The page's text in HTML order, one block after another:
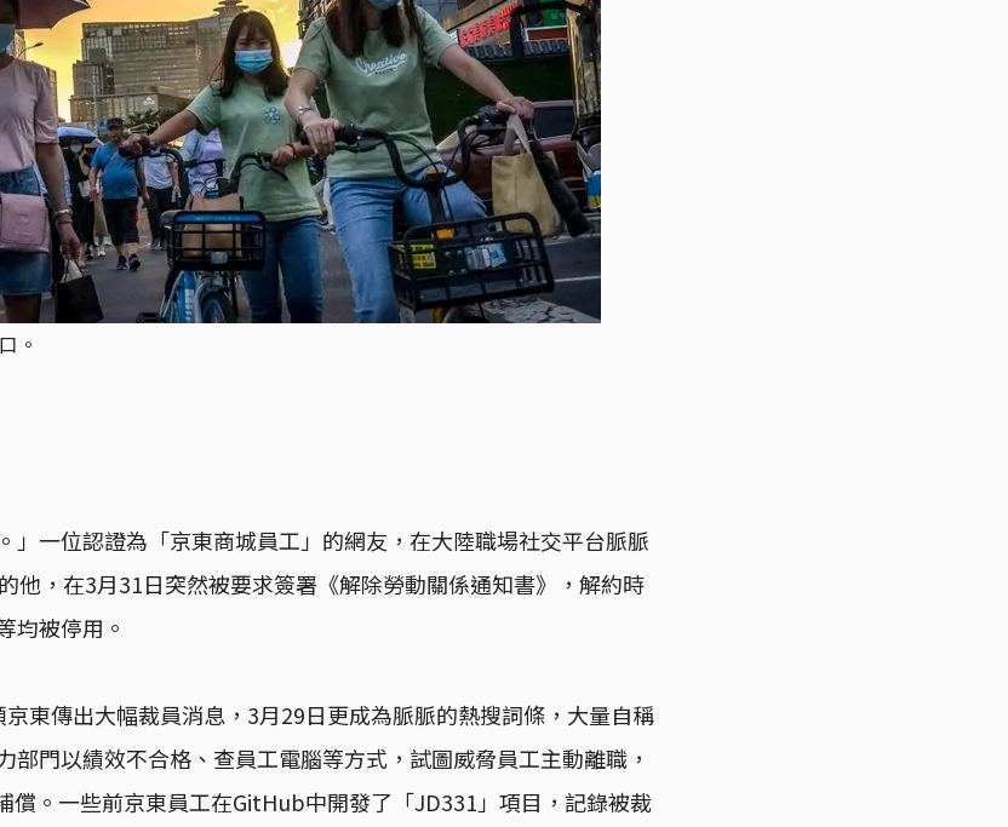
。
」一位認證為「京東商城員工」的網友，在大陸職場社交平台脈脈
他，在3月31日突然被要求簽署《解除勞動關係通知書》，解約時
均被停用。
東傳出大幅裁員消息，3月29日更成為脈脈的熱搜詞條，大量自稱
部門以績效不合格、查員工電腦等方式，試圖威脅員工主動離職，
償。一些前京東員工在GitHub中開發了「JD331」項目，記錄被裁